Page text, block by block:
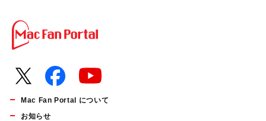
Mac Fan Portal について
お知らせ